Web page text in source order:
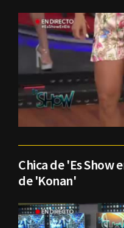
Chica de 'Es Show
de 'Konan'